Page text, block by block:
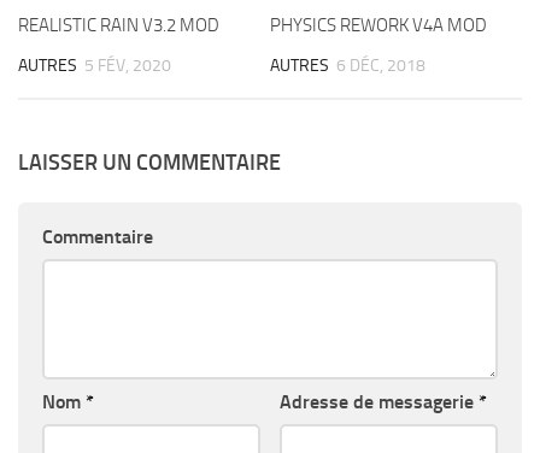
REALISTIC RAIN V3.2 MOD
AUTRES 5 FÉV, 2020
PHYSICS REWORK V4A MOD
AUTRES 6 DÉC, 2018
LAISSER UN COMMENTAIRE
Commentaire
Nom * Adresse de messagerie *